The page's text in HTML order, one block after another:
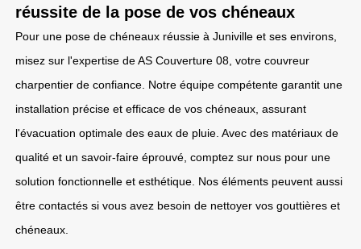
réussite de la pose de vos chéneaux
Pour une pose de chéneaux réussie à Juniville et ses environs,
misez sur l'expertise de AS Couverture 08, votre couvreur
charpentier de confiance. Notre équipe compétente garantit une
installation précise et efficace de vos chéneaux, assurant
l'évacuation optimale des eaux de pluie. Avec des matériaux de
qualité et un savoir-faire éprouvé, comptez sur nous pour une
solution fonctionnelle et esthétique. Nos éléments peuvent aussi
être contactés si vous avez besoin de nettoyer vos gouttières et
chéneaux.